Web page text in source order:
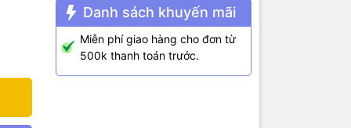
Danh sách khuyến mãi
Miễn phí giao hàng cho đơn từ
500k thanh toán trước.